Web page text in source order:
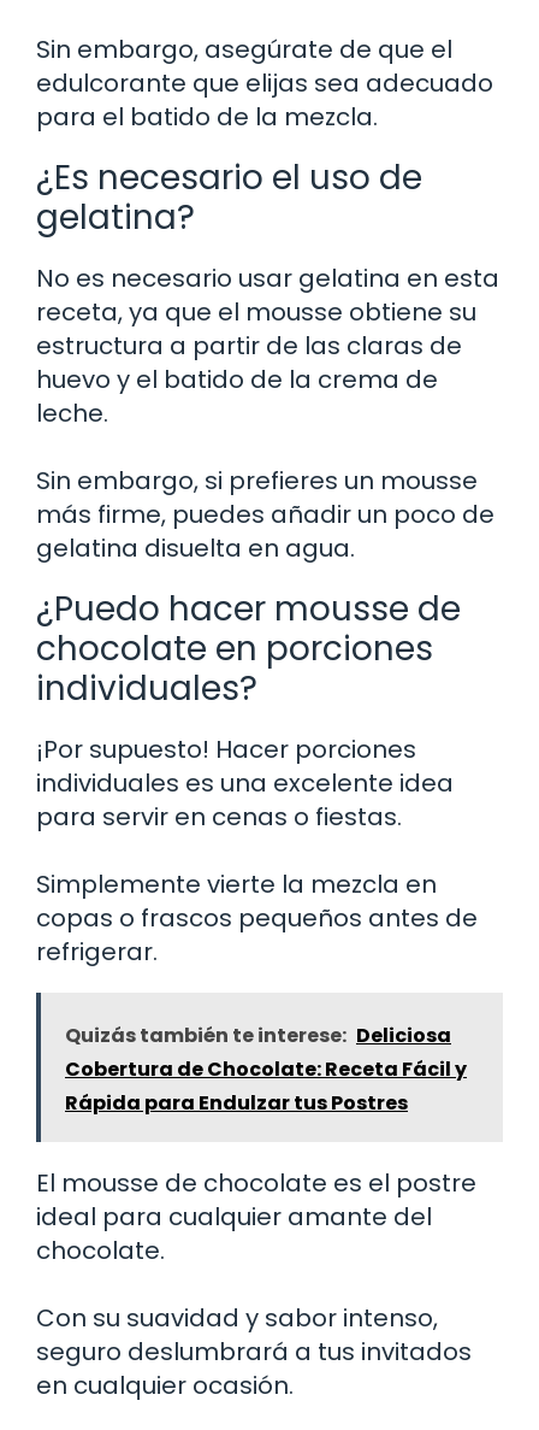
Sin embargo, asegúrate de que el
edulcorante que elijas sea adecuado
para el batido de la mezcla.
¿Es necesario el uso de
gelatina?
No es necesario usar gelatina en esta
receta, ya que el mousse obtiene su
estructura a partir de las claras de
huevo y el batido de la crema de
leche.
Sin embargo, si prefieres un mousse
más firme, puedes añadir un poco de
gelatina disuelta en agua.
¿Puedo hacer mousse de
chocolate en porciones
individuales?
¡Por supuesto! Hacer porciones
individuales es una excelente idea
para servir en cenas o fiestas.
Simplemente vierte la mezcla en
copas o frascos pequeños antes de
refrigerar.
Quizás también te interese: Deliciosa
Cobertura de Chocolate: Receta Fácil y
Rápida para Endulzar tus Postres
El mousse de chocolate es el postre
ideal para cualquier amante del
chocolate.
Con su suavidad y sabor intenso,
seguro deslumbrará a tus invitados
en cualquier ocasión.